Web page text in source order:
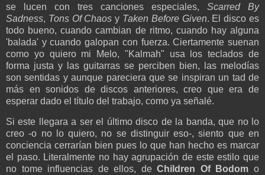
se lucen con tres canciones especiales, Scarred By
Sadness, Tons Of Chaos y Taken Before Given. El disco es
todo bueno, cuando cambian de ritmo, cuando hay alguna
'balada' y cuando galopan con fuerza. Ciertamente suenan
como yo quiero mi Melo, "Kalmah" usa los teclados de
forma justa y las guitarras se perciben bien, las melodías
son sentidas y aunque pareciera que se inspiran un tad de
más en sonidos de discos anteriores, creo que era de
esperar dado el título del trabajo, como ya señalé.
Si este llegara a ser el último disco de la banda, que no lo
creo -o no lo quiero, no se distinguir eso-, siento que en
conciencia cerrarían bien pues lo que han hecho es marcar
el paso. Literalmente no hay agrupación de este estilo que
no tome influencias de ellos, deChildren Of Bodom o